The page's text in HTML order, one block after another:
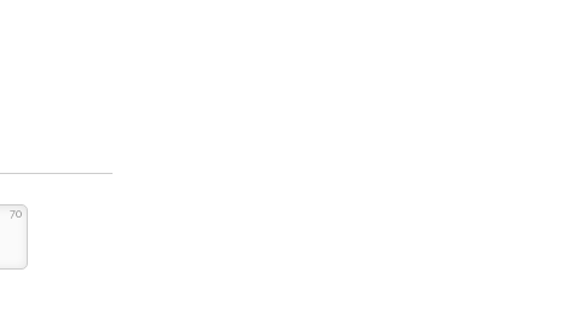
70